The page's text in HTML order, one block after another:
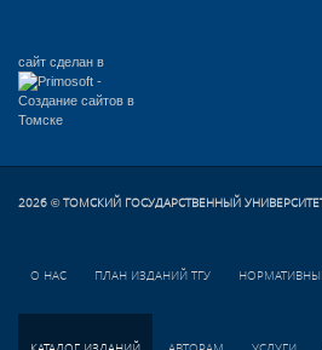
сайт сделан в
2026 © ТОМСКИЙ ГОСУДАРСТВЕННЫЙ
О НАС ПЛАН ИЗДАНИЙ ТГУ